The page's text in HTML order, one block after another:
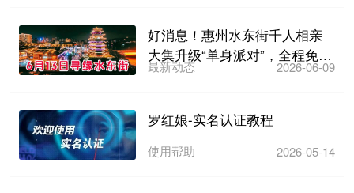
好消息！惠州水东街千人相亲
大集升级“单身派对”，全程免
费，6月13日晚不见不...
最新动态 2026-06-09
罗红娘-实名认证教程
使用帮助 2026-05-14